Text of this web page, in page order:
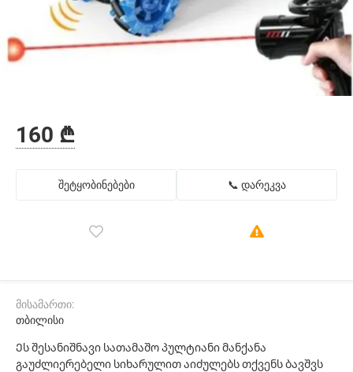
160 ₾
შეტყობინებები 📞 დარეკვა
მისამართი:
თბილისი
Ეს შესანიშნავი სათამაშო პულტიანი მანქანა
გაუძლიერებელი სიხარულით აიძულებს თქვენს ბავშვს